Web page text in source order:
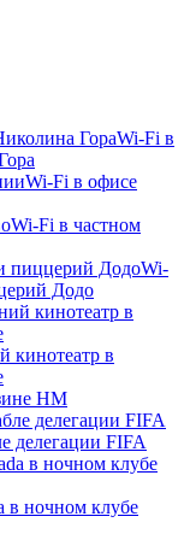
Wi-Fi в
Wi-Fi в офисе
Wi-Fi в частном
Wi-
Додо
в
HM
делегации FIFA
в ночном клубе